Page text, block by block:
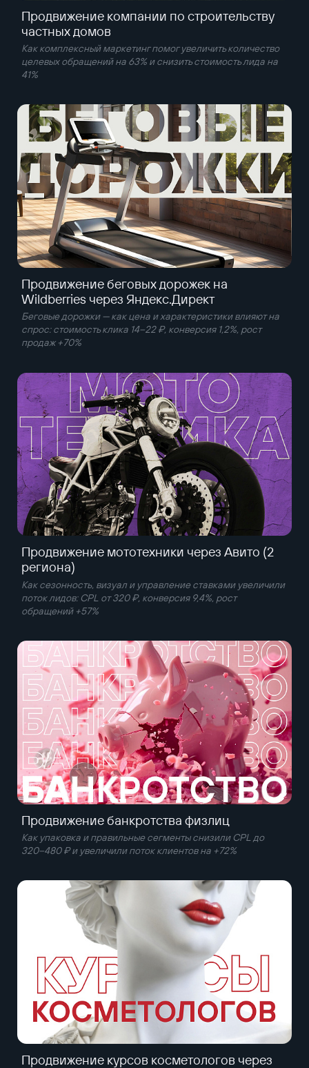
Продвижение компании по строительству
частных домов
Как комплексный маркетинг помог увеличить количество
целевых обращений на 63% и снизить стоимость лида на
41%
Продвижение беговых дорожек на
Wildberries через Яндекс.Директ
Беговые дорожки — как цена и характеристики влияют на
спрос: стоимость клика 14–22 ₽, конверсия 1,2%, рост
продаж +70%
Продвижение мототехники через Авито (2
региона)
Как сезонность, визуал и управление ставками увеличили
поток лидов: CPL от 320 ₽, конверсия 9,4%, рост
обращений +57%
Продвижение банкротства физлиц
Как упаковка и правильные сегменты снизили CPL до
320–480 ₽ и увеличили поток клиентов на +72%
Продвижение курсов косметологов через